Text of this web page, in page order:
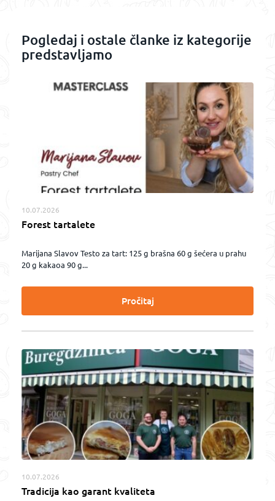
Pogledaj i ostale članke iz kategorije
predstavljamo
10.07.2026
Forest tartalete
Marijana Slavov Testo za tart: 125 g brašna 60 g šećera u prahu
20 g kakaoa 90 g...
Pročitaj
10.07.2026
Tradicija kao garant kvaliteta